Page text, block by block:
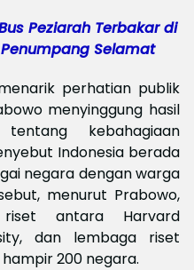
Peziarah Terbakar di
Selamat
perhatian publik
menyinggung hasil
kebahagiaan
Indonesia berada
negara dengan warga
menurut Prabowo,
riset antara Harvard
dan lembaga riset
200 negara.